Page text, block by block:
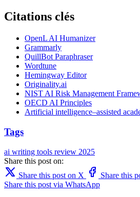
Citations clés
OpenL AI Humanizer
Grammarly
QuillBot Paraphraser
Wordtune
Hemingway Editor
Originality.ai
NIST AI Risk Management
OECD AI Principles
Artificial intelligence–assisted
Tags
ai writing tools review 2025
Share this post on:
Share this post on X
Share this
Share this post via WhatsApp